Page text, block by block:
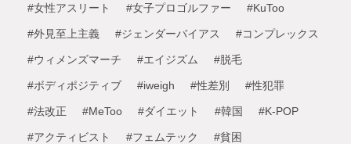
#女性アスリート #女子プロゴルファー #KuToo
#外見至上主義 #ジェンダーバイアス #コンプレックス
#ウィメンズマーチ #エイジズム #脱毛
#ボディポジティブ #iweigh #性差別 #性犯罪
#法改正 #MeToo #ダイエット #韓国 #K-POP
#アクティビスト #フェムテック #貧困